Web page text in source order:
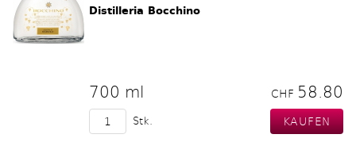
Distilleria Bocchino
700 ml CHF 58.80
Stk.